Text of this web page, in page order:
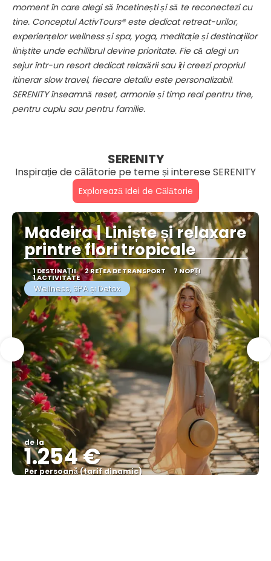
moment în care alegi să încetinești și să te reconectezi cu
tine. Conceptul ActivTours® este dedicat retreat-urilor,
experiențelor wellness și spa, yoga, meditație și destinațiilor
liniștite unde echilibrul devine prioritate. Fie că alegi un
sejur într-un resort dedicat relaxării sau îți creezi propriul
itinerar slow travel, fiecare detaliu este personalizabil.
SERENITY înseamnă reset, armonie și timp real pentru tine,
pentru cuplu sau pentru familie.
SERENITY
Inspirație de călătorie pe teme și interese SERENITY
Explorează Idei de Călătorie
Madeira | Liniște și relaxare
printre flori tropicale
1 DESTINAŢII 2 REȚEA DE TRANSPORT 7 NOPȚI
1 ACTIVITATE
Wellness, SPA și Detox
de la
1.254 €
Per persoană (tarif dinamic)